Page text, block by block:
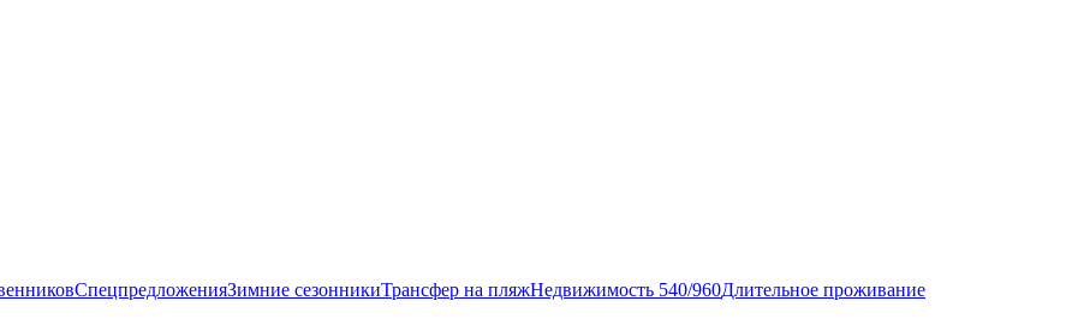
СпецпредложенияЗимние сезонникиТрансфер на пляжНедвижимость 540/960Длительное проживание